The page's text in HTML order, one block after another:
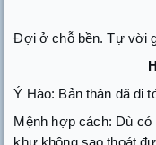
Đợi ở chỗ bền. Tự vời
Ý Hào: Bản thân đã đi
Mệnh hợp cách: Dù
khư không sao thoát